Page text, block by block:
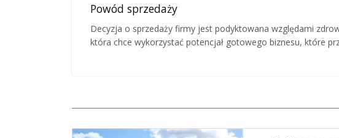
Powód sprzedaży
Decyzja o sprzedaży firmy jest podyktowana względami
która chce wykorzystać potencjał gotowego biznesu, które